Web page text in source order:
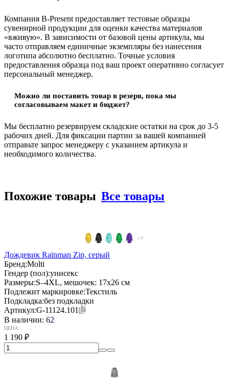
Компания B-Present предоставляет тестовые образцы
сувенирной продукции для оценки качества материалов
«вживую». В зависимости от базовой цены артикула, мы
часто отправляем единичные экземпляры без нанесения
логотипа абсолютно бесплатно. Точные условия
предоставления образца под ваш проект оперативно согласует
персональный менеджер.
Можно ли поставить товар в резерв, пока мы
согласовываем макет и бюджет?
Мы бесплатно резервируем складские остатки на срок до 3-5
рабочих дней. Для фиксации партии за вашей компанией
отправьте запрос менеджеру с указанием артикула и
необходимого количества.
Похожие товары Все товары
+7
Дождевик Rainman Zip, серый
Бренд:Molti
Гендер (пол):унисекс
Размеры:S–4XL, мешочек: 17х26 см
Подлежит маркировке:Текстиль
Подкладка:без подкладки
Артикул:G-11124.101
В наличии: 62
ЦЕНА:
1 190 ₽